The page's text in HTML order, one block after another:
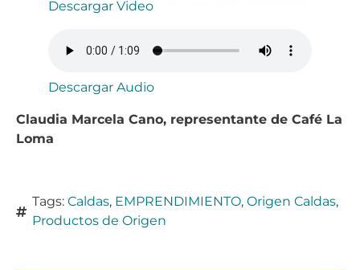
Descargar Video
Descargar Audio
Claudia Marcela Cano, representante de Café La
Loma
Tags: Caldas, EMPRENDIMIENTO, Origen Caldas,
Productos de Origen